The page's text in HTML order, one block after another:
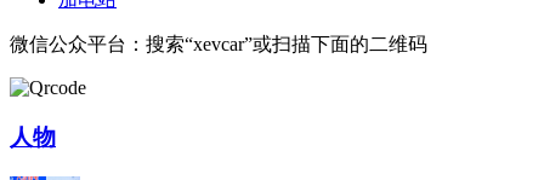
微信公众平台：搜索“xevcar”或扫描下面的二维码
人物